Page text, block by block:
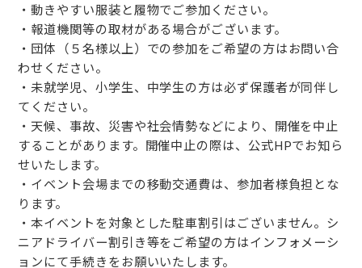
・動きやすい服装と履物でご参加ください。
・報道機関等の取材がある場合がございます。
・団体（５名様以上）での参加をご希望の方はお問い合
わせください。
・未就学児、小学生、中学生の方は必ず保護者が同伴し
てください。
・天候、事故、災害や社会情勢などにより、開催を中止
することがあります。開催中止の際は、公式HPでお知ら
せいたします。
・イベント会場までの移動交通費は、参加者様負担とな
ります。
・本イベントを対象とした駐車割引はございません。シ
ニアドライバー割引き等をご希望の方はインフォメーシ
ョンにて手続きをお願いいたします。